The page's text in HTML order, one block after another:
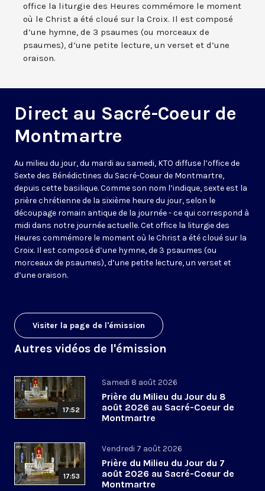
office la liturgie des Heures commémore le moment
où le Christ a été cloué sur la Croix. Il est composé
d’une hymne, de 3 psaumes (ou morceaux de
psaumes), d’une petite lecture, un verset et d’une
oraison.
Direct au Sacré-Coeur de
Montmartre
Au milieu du jour, du mardi au samedi, KTO diffuse l’office de
Sexte des Bénédictines du Sacré-Coeur de Montmartre,
depuis cette basilique. Comme son nom l’indique, sexte est la
prière chrétienne de la sixième heure du jour, selon le
découpage romain antique de la journée - ce qui correspond à
midi dans notre journée actuelle. Cet office la liturgie des
Heures commémore le moment où le Christ a été cloué sur la
Croix. Il est composé d’une hymne, de 3 psaumes (ou
morceaux de psaumes), d’une petite lecture, un verset et
d’une oraison.
Visiter la page de l'émission
Autres vidéos de l'émission
17:52
Samedi 8 août 2026
Prière du Milieu du Jour du 8
août 2026 au Sacré-Coeur de
Montmartre
17:53
Vendredi 7 août 2026
Prière du Milieu du Jour du 7
août 2026 au Sacré-Coeur de
Montmartre